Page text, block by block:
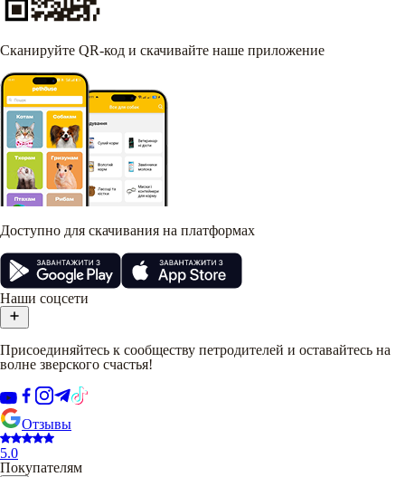
Сканируйте QR-код и скачивайте наше приложение
Доступно для скачивания на платформах
Наши соцсети
Присоединяйтесь к сообществу петродителей и оставайтесь на
волне зверского счастья!
Отзывы
5.0
Покупателям